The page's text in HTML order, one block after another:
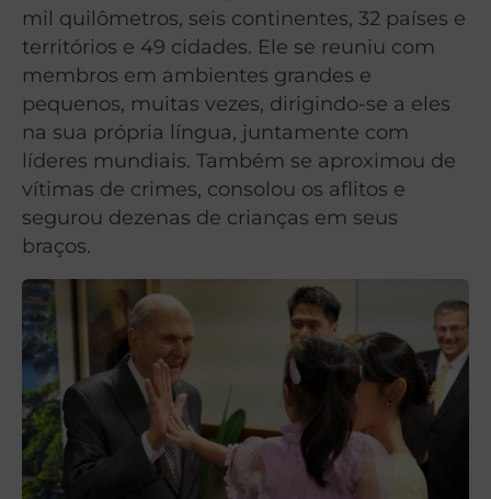
mil quilômetros, seis continentes, 32 países e
territórios e 49 cidades. Ele se reuniu com
membros em ambientes grandes e
pequenos, muitas vezes, dirigindo-se a eles
na sua própria língua, juntamente com
líderes mundiais. Também se aproximou de
vítimas de crimes, consolou os aflitos e
segurou dezenas de crianças em seus
braços.